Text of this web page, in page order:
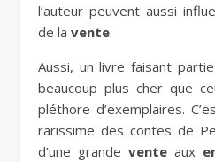
l’auteur peuvent aussi
de la vente.
Aussi, un livre faisant
beaucoup plus cher que
pléthore d’exemplaires.
rarissime des contes de
d’une grande vente aux